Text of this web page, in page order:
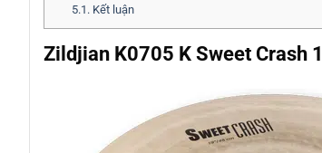
5.1.Kết luận
Zildjian K0705 K Sweet Crash